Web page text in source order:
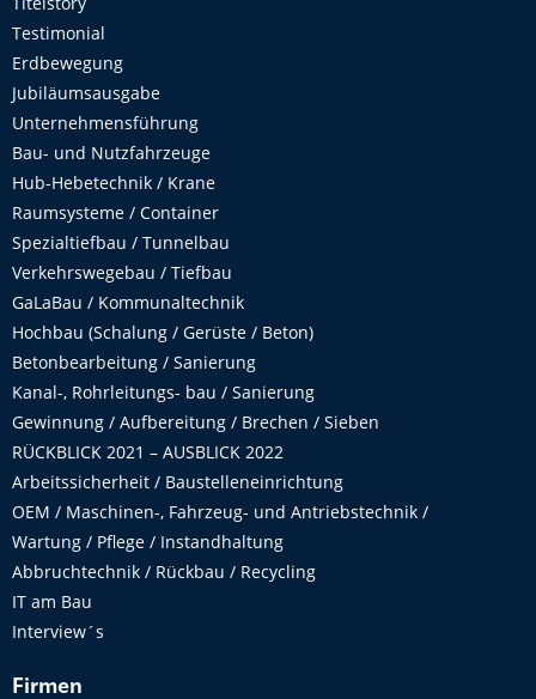
Testimonial
Erdbewegung
Jubiläumsausgabe
Unternehmensführung
Bau- und Nutzfahrzeuge
Hub-Hebetechnik / Krane
Raumsysteme / Container
Spezialtiefbau / Tunnelbau
Verkehrswegebau / Tiefbau
GaLaBau / Kommunaltechnik
Hochbau (Schalung / Gerüste / Beton)
Betonbearbeitung / Sanierung
Kanal-, Rohrleitungs- bau / Sanierung
Gewinnung / Aufbereitung / Brechen / Sieben
RÜCKBLICK 2021 – AUSBLICK 2022
Arbeitssicherheit / Baustelleneinrichtung
OEM / Maschinen-, Fahrzeug- und Antriebstechnik /
Wartung / Pflege / Instandhaltung
Abbruchtechnik / Rückbau / Recycling
IT am Bau
Interview´s
Firmen